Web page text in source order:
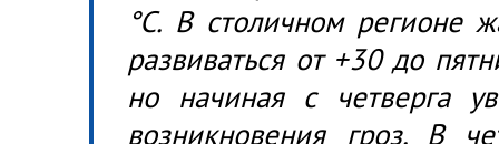
°C. В столичном регионе
развиваться от +30 до
но начиная с четверга
возникновения гроз. В